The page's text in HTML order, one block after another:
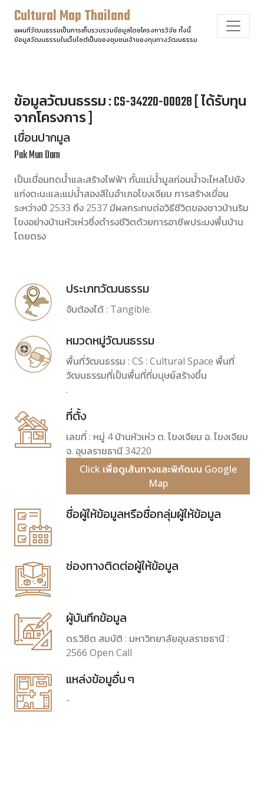
Cultural Map Thailand
แผนที่วัฒนธรรมเป็นการเก็บรวบรวมข้อมูลโดยโครงการวิจัย ทั้งนี้
ข้อมูลวัฒนธรรมในเว็บไซต์เป็นของชุมชนเจ้าของทุนทางวัฒนธรรม
ข้อมูลวัฒนธรรม : CS-34220-00028 [ ได้รับทุน
จากโครงการ ]
เขื่อนปากมูล
Pak Mun Dam
เป็นเขื่อนทดน้ำและสร้างไฟฟ้า กั้นแม่น้ำมูลก่อนน้ำจะไหลไปยัง
แก่งตะนะและแม่น้ำสองสีในอำเภอโขงเจียม การสร้างเขื่อน
ระหว่างปี 2533 ถึง 2537 มีผลกระทบต่อวิธีชีวิตของชาวบ้านริม
โขงอย่างบ้านหัวเห่วซึ่งดำรงชีวิตด้วยการอาชีพประมงพื้นบ้าน
โดยตรง
ประเภทวัฒนธรรม
จับต้องได้ : Tangible.
หมวดหมู่วัฒนธรรม
พื้นที่วัฒนธรรม : CS : Cultural Space พื้นที่
วัฒนธรรมที่เป็นพื้นที่ที่มนุษย์สร้างขึ้น
.
ที่ตั้ง
เลขที่ : หมู่ 4 บ้านหัวเห่ว ต. โขงเจียม อ. โขงเจียม
จ. อุบลราชธานี 34220
Click เพื่อดูเส้นทางและพิกัดบน Google
Map
ชื่อผู้ให้ข้อมูลหรือชื่อกลุ่มผู้ให้ข้อมูล
ช่องทางติดต่อผู้ให้ข้อมูล
ผู้บันทึกข้อมูล
ดร.วิชิต สมบัติ : มหาวิทยาลัยอุบลราชธานี :
2566 Open Call
แหล่งข้อมูอื่น ๆ
-